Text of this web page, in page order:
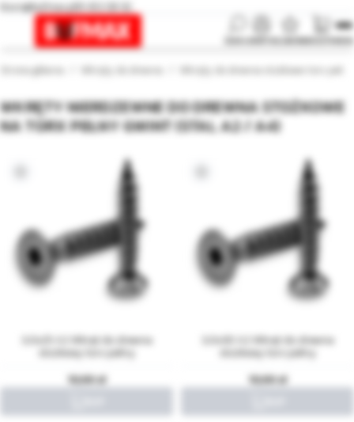
biuro@bufmax.pl91 453 08 92
ULUBIONEKOSZYK
Strona główna Wkręty do drewna Wkręty do drewna stożkowe torx peł.
WKRĘTY NIERDZEWNE DO DREWNA STOŻKOWE
NA TORX PEŁNY GWINT (STAL A2 / A4)
3,0x25 A2 Wkręt do drewna
stożkowy torx pełny
10,00
3,0x30 A2 Wkręt do drewna
stożkowy torx pełny
10,00